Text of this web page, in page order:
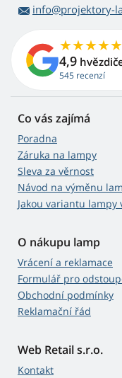
info@projektory-
4,9
545 recenzí
Co vás zajímá
Poradna
Záruka na lampy
Sleva za věrnost
Návod na výměnu
Jakou variantu lampy
O nákupu lamp
Vrácení a reklamace
Formulář pro
Obchodní podmínky
Reklamační řád
Web Retail s.r.o.
Kontakt